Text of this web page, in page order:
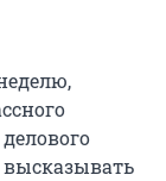
высказывать